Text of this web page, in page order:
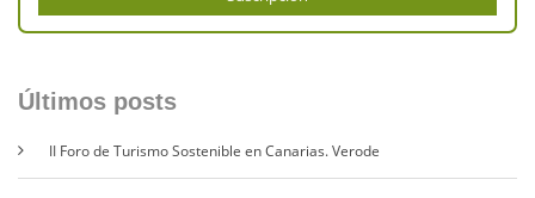
Últimos posts
II Foro de Turismo Sostenible en Canarias. Verode